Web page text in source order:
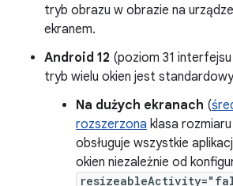
tryb obrazu w obrazie na
ekranem.
Android 12 (poziom 31
tryb wielu okien jest
Na dużych ekranach (
rozszerzona klasa
obsługuje wszystkie
okien niezależnie od